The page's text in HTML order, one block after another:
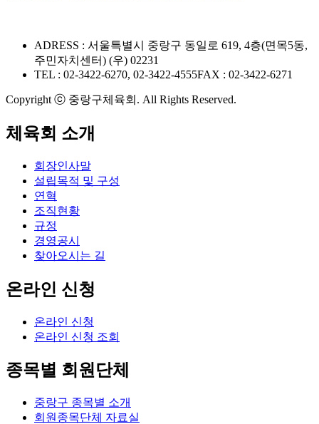
ADRESS : 서울특별시 중랑구 동일로 619, 4층(면목5동,
주민자치센터) (우) 02231
TEL : 02-3422-6270, 02-3422-4555FAX : 02-3422-6271
Copyright ⓒ 중랑구체육회. All Rights Reserved.
체육회 소개
회장인사말
설립목적 및 구성
연혁
조직현황
규정
경영공시
찾아오시는 길
온라인 신청
온라인 신청
온라인 신청 조회
종목별 회원단체
중랑구 종목별 소개
회원종목단체 자료실